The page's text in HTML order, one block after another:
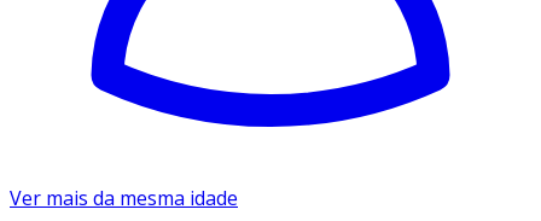
Ver mais da mesma idade